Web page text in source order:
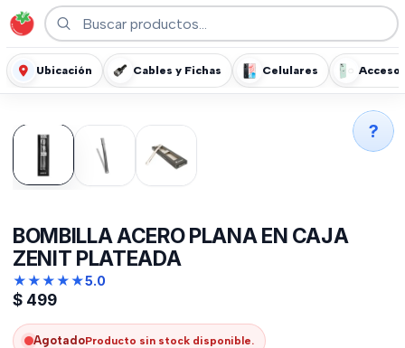
Ubicación Cables y Fichas Celulares
BOMBILLA ACERO PLANA EN CAJA
ZENIT PLATEADA
★★★★★5.0
$ 499
AgotadoProducto sin stock disponible.
?